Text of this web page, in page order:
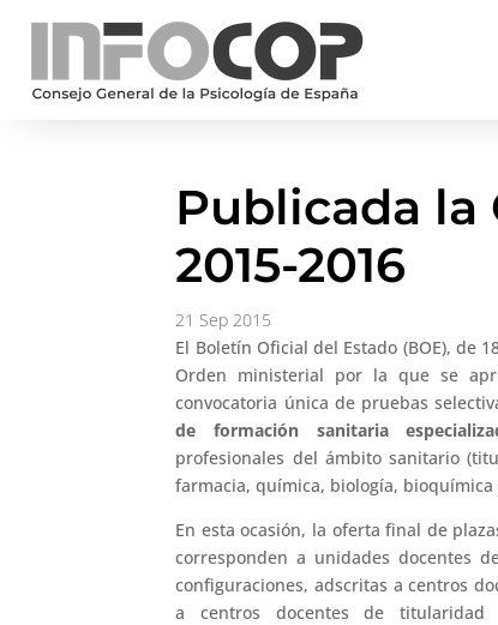
Publicada la
2015-2016
21 Sep 2015
El Boletín Oficial del Estado (BOE), de
Orden ministerial por la que se
convocatoria única de pruebas
de formación sanitaria
profesionales del ámbito sanitario
farmacia, química, biología, bioquímica
En esta ocasión, la oferta final de
corresponden a unidades docentes
configuraciones, adscritas a centros
a centros docentes de